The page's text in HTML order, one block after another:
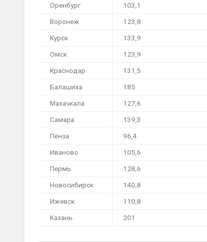
Оренбург
103,1
Воронеж
123,8
Курск
133,9
Омск
123,9
Краснодар
131,5
Балашиха
185
Махачкала
127,6
Самара
139,3
Пенза
96,4
Иваново
105,6
Пермь
128,6
Новосибирск
140,8
Ижевск
110,8
Казань
201